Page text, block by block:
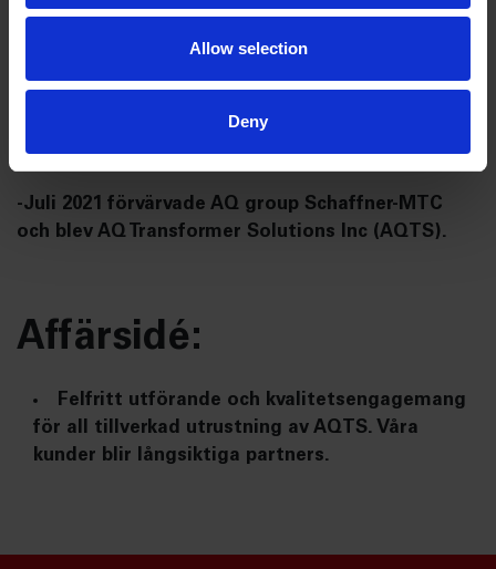
Allow selection
Deny
TRENCO konsoliderades till Wytheville, Virginia -
anläggningen 2016.
-Juli 2021 förvärvade AQ group Schaffner-MTC
och blev AQ Transformer Solutions Inc (AQTS).
Affärsidé:
Felfritt utförande och kvalitetsengagemang
för all tillverkad utrustning av AQTS. Våra
kunder blir långsiktiga partners.